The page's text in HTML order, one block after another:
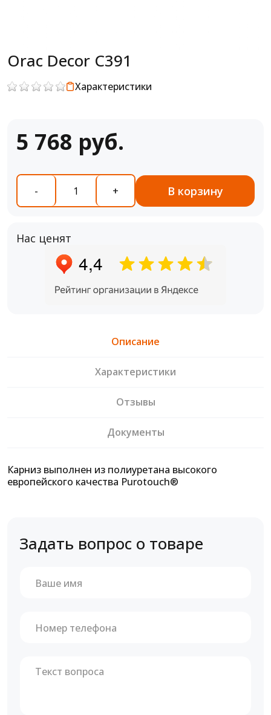
Orac Decor C391
Характеристики
5 768 руб.
- + В корзину
Нас ценят
Описание
Характеристики
Отзывы
Документы
Карниз выполнен из полиуретана высокого
европейского качества Purotouch®
Задать вопрос о товаре